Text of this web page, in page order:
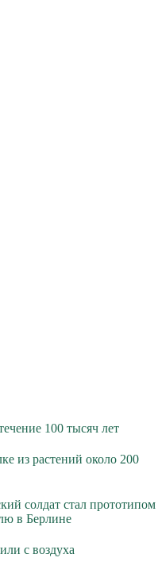
100 тысяч лет
из растений около 200
солдат стал прототипом
в Берлине
с воздуха